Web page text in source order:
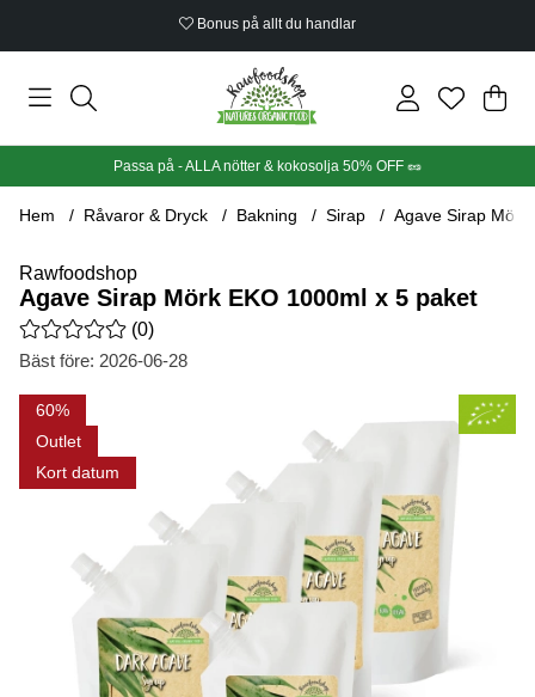
Bonus på allt du handlar
Din
.
Passa på - ALLA nötter & kokosolja 50% OFF 🥜
Hem Råvaror & Dryck Bakning Sirap Agave Sirap Mörk
Rawfoodshop
Agave Sirap Mörk EKO 1000ml x 5 paket
Medelbetyg 0 av 5 Antal betyg 0
(0)
Bäst före: 2026-06-28
60
Outlet
Kort datum
Produktbilder Agave Sirap Mörk EKO 1000ml x 5 paket